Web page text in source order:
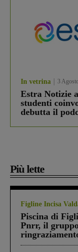
In vetrina 3
Estra Notizie
studenti
debutta il
Più lette
Figline Incisa
Piscina di
Pnrr, il